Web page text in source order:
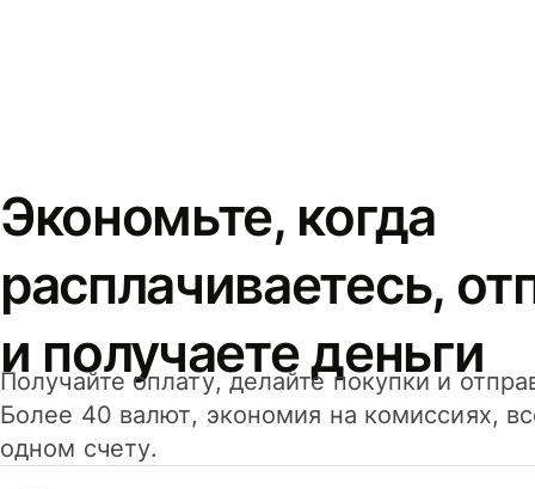
Экономьте, когда
расплачиваетесь,
и получаете деньги
Получайте оплату, делайте покупки и
Более 40 валют, экономия на комиссиях,
одном счету.